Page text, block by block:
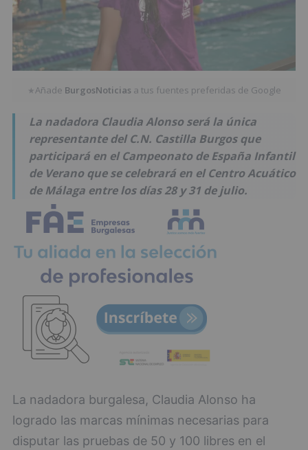
★Añade BurgosNoticias a tus fuentes preferidas de Google
La nadadora Claudia Alonso será la única
representante del C.N. Castilla Burgos que
participará en el Campeonato de España Infantil
de Verano que se celebrará en el Centro Acuático
de Málaga entre los días 28 y 31 de julio.
La nadadora burgalesa, Claudia Alonso ha
logrado las marcas mínimas necesarias para
disputar las pruebas de 50 y 100 libres en el